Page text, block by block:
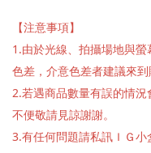
【注意事項】
1.由於光線、拍攝場地與
色差，介意色差者建議來到
2.若遇商品數量有誤的情
不便敬請見諒謝謝。
3.有任何問題請私訊ＩＧ